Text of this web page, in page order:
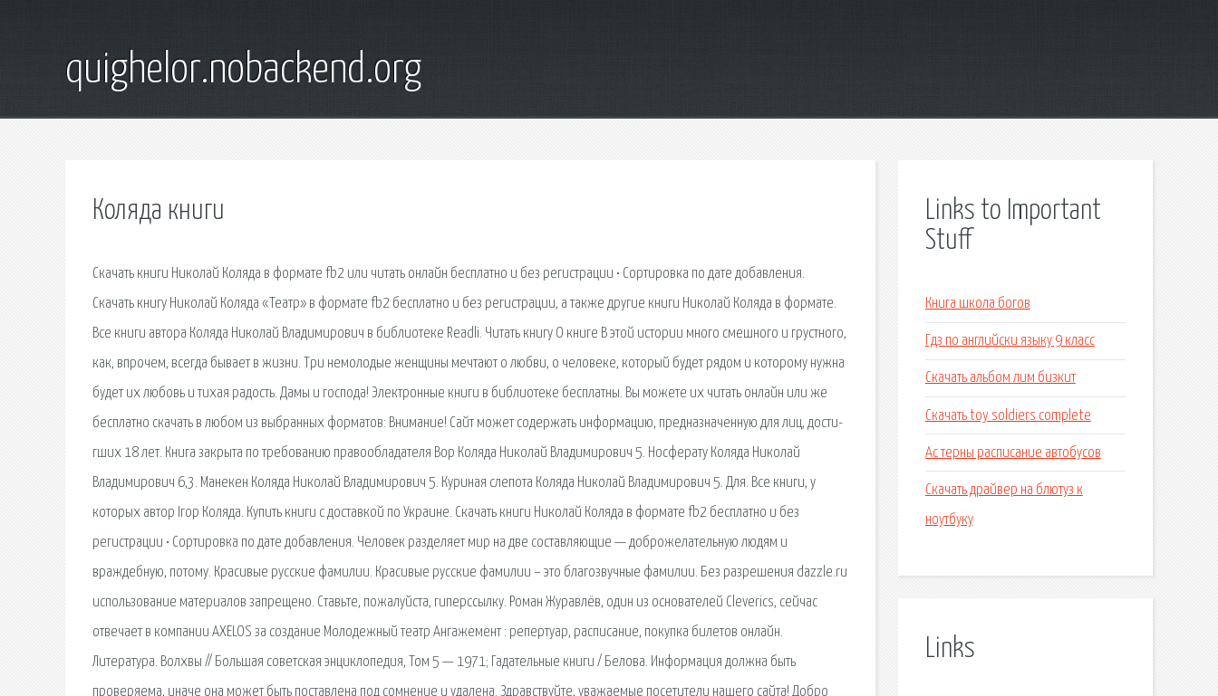
quighelor.nobackend.org
Коляда книги
Скачать книги Николай Коляда в формате fb2 или читать онлайн бесплатно и без регистрации • Сортировка по дате добавления.
Скачать книгу Николай Коляда «Театр» в формате fb2 бесплатно и без регистрации, а также другие книги Николай Коляда в формате.
Все книги автора Коляда Николай Владимирович в библиотеке Readli. Читать книгу О книге В этой истории много смешного и грустного,
как, впрочем, всегда бывает в жизни. Три немолодые женщины мечтают о любви, о человеке, который будет рядом и которому нужна
будет их любовь и тихая радость. Дамы и господа! Электронные книги в библиотеке бесплатны. Вы можете их читать онлайн или же
бесплатно скачать в любом из выбранных форматов: Внимание! Сайт может содержать информацию, предна­значенную для лиц, дости­
гших 18 лет. Книга закрыта по требованию правообладателя Вор Коляда Николай Владимирович 5. Носферату Коляда Николай
Владимирович 6,3. Манекен Коляда Николай Владимирович 5. Куриная слепота Коляда Николай Владимирович 5. Для. Все книги, у
которых автор Ігор Коляда. Купить книги с доставкой по Украине. Скачать книги Николай Коляда в формате fb2 бесплатно и без
регистрации • Сортировка по дате добавления. Человек разделяет мир на две составляющие — доброжелательную людям и
враждебную, потому. Красивые русские фамилии. Красивые русские фамилии – это благозвучные фамилии. Без разрешения dazzle.ru
использование материалов запрещено. Ставьте, пожалуйста, гиперссылку. Роман Журавлёв, один из основателей Cleverics, сейчас
отвечает в компании AXELOS за создание Молодежный театр Ангажемент : репертуар, расписание, покупка билетов онлайн.
Литература. Волхвы // Большая советская энциклопедия, Том 5 — 1971; Гадательные книги / Белова. Информация должна быть
проверяема, иначе она может быть поставлена под сомнение и удалена. Здравствуйте, уважаемые посетители нашего сайта! Добро
Links to Important
Stuff
Книга школа богов
Гдз по английски языку 9 класс
Скачать альбом лим бизкит
Скачать toy soldiers complete
Ас терны расписание автобусов
Скачать драйвер на блютуз к
ноутбуку
Links